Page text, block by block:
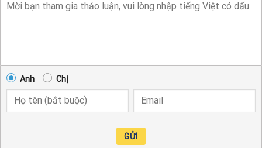
Anh Chị
GỬI